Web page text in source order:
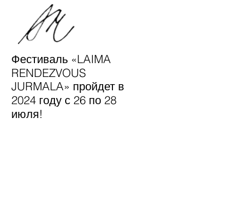
Фестиваль «LAIMA
RENDEZVOUS
JURMALA» пройдет в
2024 году с 26 по 28
июля!